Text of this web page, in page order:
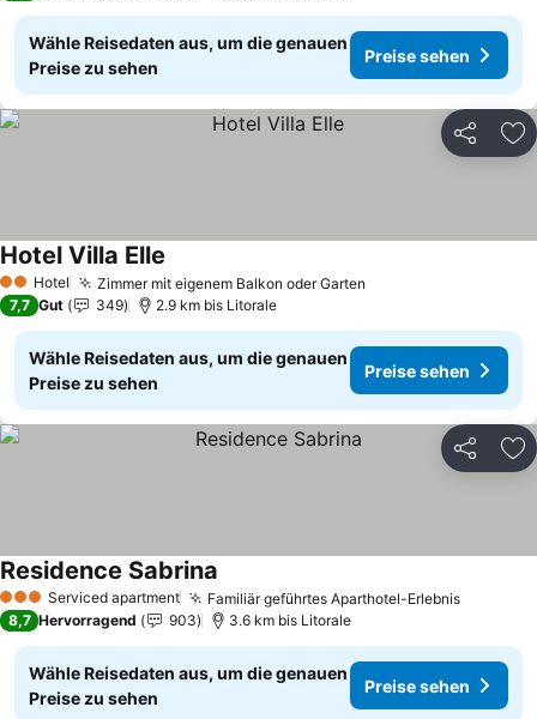
Wähle Reisedaten aus, um die genauen
Preise zu sehen
Preise sehen
Teilen
2 Sterne
Hotel Zimmer mit eigenem Balkon oder Garten
Hotel Villa Elle
7,7 Gut 349 2.9 km bis Litorale
Wähle Reisedaten aus, um die genauen
Preise zu sehen
Preise sehen
Teilen
3 SterneServiced apartment Familiär geführtes Aparthotel-ErlebnisPreise
Residence Sabrina
8,7 Hervorragend 903 3.6 km bis Litorale
Wähle Reisedaten aus, um die genauen
Preise zu sehen
Preise sehen